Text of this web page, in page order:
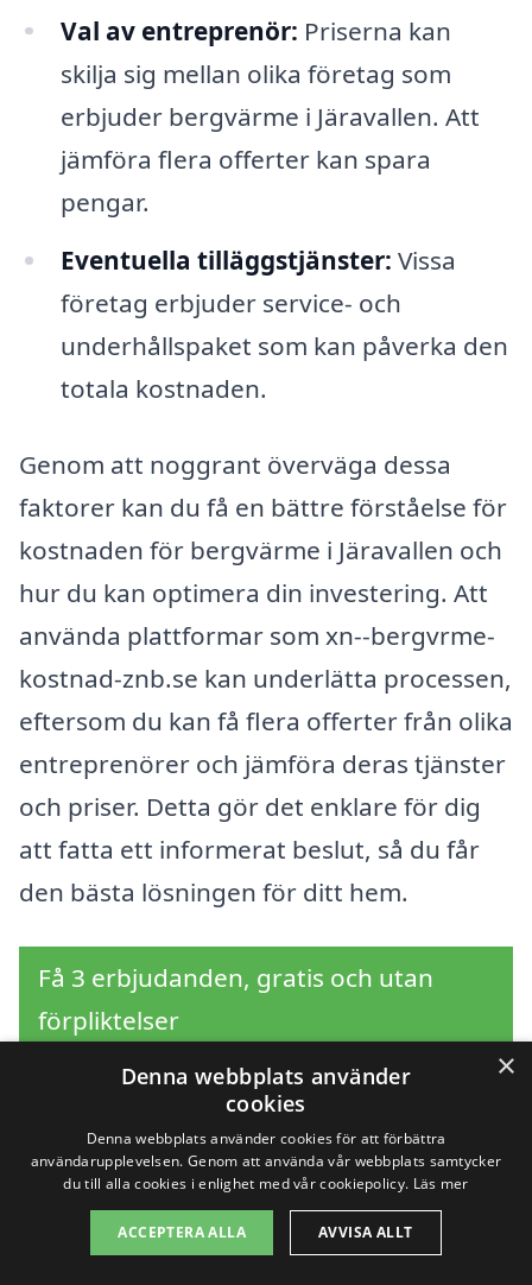
Val av entreprenör: Priserna kan
skilja sig mellan olika företag som
erbjuder bergvärme i Järavallen. Att
jämföra flera offerter kan spara
pengar.
Eventuella tilläggstjänster: Vissa
företag erbjuder service- och
underhållspaket som kan påverka den
totala kostnaden.
Genom att noggrant överväga dessa
faktorer kan du få en bättre förståelse för
kostnaden för bergvärme i Järavallen och
hur du kan optimera din investering. Att
använda plattformar som xn--bergvrme-
kostnad-znb.se kan underlätta processen,
eftersom du kan få flera offerter från olika
entreprenörer och jämföra deras tjänster
och priser. Detta gör det enklare för dig
att fatta ett informerat beslut, så du får
den bästa lösningen för ditt hem.
Få 3 erbjudanden, gratis och utan
förpliktelser
Sök efter en
professionell för
bergvärme i andra
×
Denna webbplats använder
cookies
Denna webbplats använder cookies för att förbättra
användarupplevelsen. Genom att använda vår webbplats samtycker
du till alla cookies i enlighet med vår cookiepolicy. Läs mer
ACCEPTERA ALLA AVVISA ALLT